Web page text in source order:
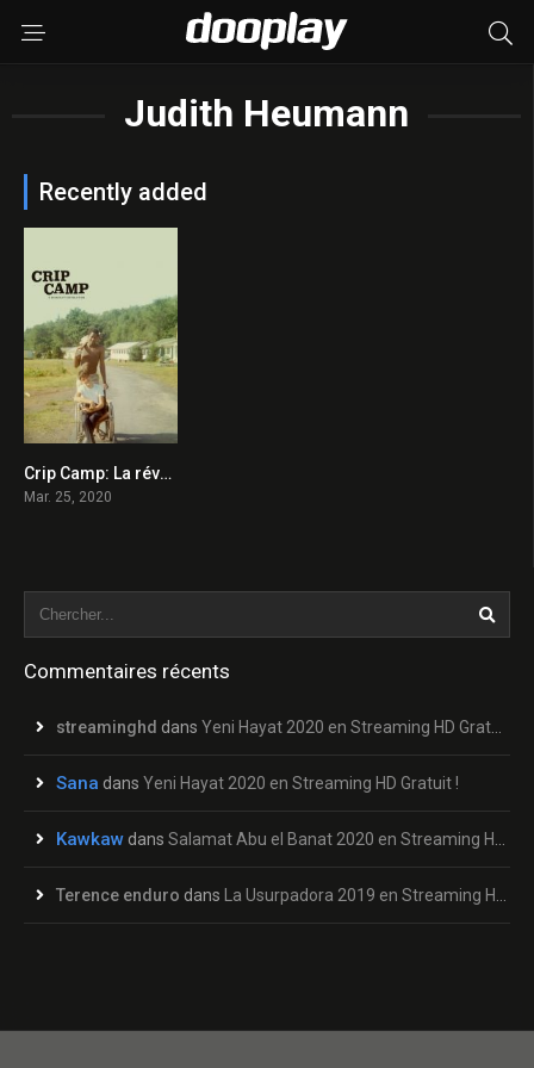
Judith Heumann
Recently added
7.8Crip Camp: La révolution des éclopés 2020 en Streaming HD Gratuit !
Mar. 25, 2020
Commentaires récents
streaminghd dans Yeni Hayat 2020 en Streaming HD Gratuit !
Sana dans Yeni Hayat 2020 en Streaming HD Gratuit !
Kawkaw dans Salamat Abu el Banat 2020 en Streaming HD Gratuit !
Terence enduro dans La Usurpadora 2019 en Streaming HD Gratuit !